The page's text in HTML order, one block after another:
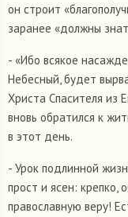
он строит
заранее «должны
- «Ибо всякое
Небесный, будет
Христа Спасителя из
вновь обратился к
в этот день.
- Урок подлинной
прост и ясен:
православную веру!